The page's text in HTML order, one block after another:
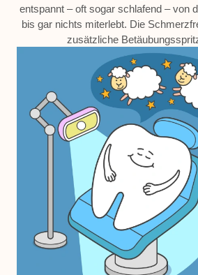
entspannt – oft sogar schlafend – von
bis gar nichts miterlebt. Die
zusätzliche